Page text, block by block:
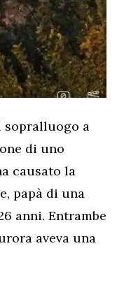
a
di uno
causato la
papà di una
anni. Entrambe
aveva una